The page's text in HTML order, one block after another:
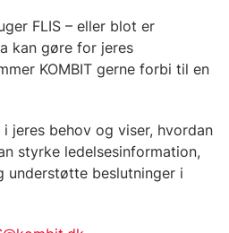
FLIS – eller blot er
kan gøre for jeres
KOMBIT gerne forbi til en
jeres behov og viser, hvordan
styrke ledelsesinformation,
understøtte beslutninger i